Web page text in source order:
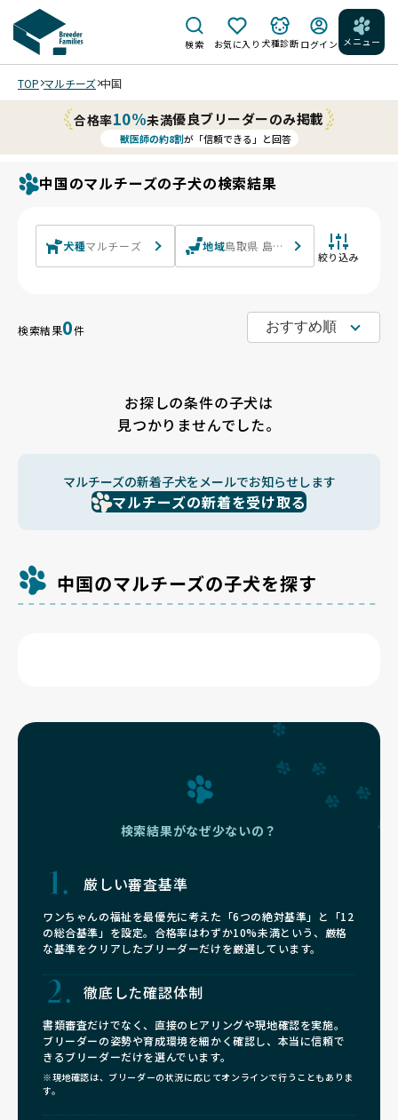
検索 お気に入り 犬種診断 ログイン メニュー
TOP マルチーズ 中国
合格率10%未満優良ブリーダーのみ掲載
獣医師の約8割が「信頼できる」と回答
中国のマルチーズの子犬の検索結果
犬種マルチーズ 地域鳥取県 島根県 岡山県 広島県 山口
絞り込み
検索結果0件
お探しの条件の子犬は
見つかりませんでした。
マルチーズの新着子犬をメールでお知らせします
マルチーズの新着を受け取る
中国のマルチーズの子犬を探す
検索結果がなぜ少ないの？
厳しい審査基準
ワンちゃんの福祉を最優先に考えた「6つの絶対基準」と「12
の総合基準」を設定。合格率はわずか10%未満という、厳格
な基準をクリアしたブリーダーだけを厳選しています。
徹底した確認体制
書類審査だけでなく、直接のヒアリングや現地確認を実施。
ブリーダーの姿勢や育成環境を細かく確認し、本当に信頼で
きるブリーダーだけを選んでいます。
※現地確認は、ブリーダーの状況に応じてオンラインで行うこともありま
す。